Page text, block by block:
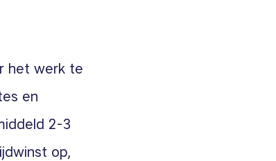
het werk te
en
2-3
op,